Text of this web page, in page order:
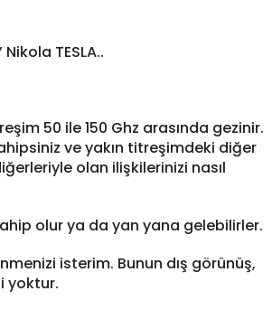
TESLA..
50 ile 150 Ghz arasında gezinir.
ve yakın titreşimdeki diğer
olan ilişkilerinizi nasıl
olur ya da yan yana gelebilirler.
isterim. Bunun dış görünüş,
yoktur.